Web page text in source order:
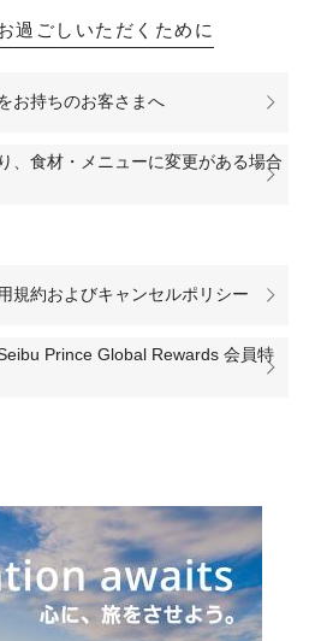
過ごしいただくために
お持ちのお客さまへ
、食材・メニューに変更がある場合
規約およびキャンセルポリシー
Prince Global Rewards 会員特